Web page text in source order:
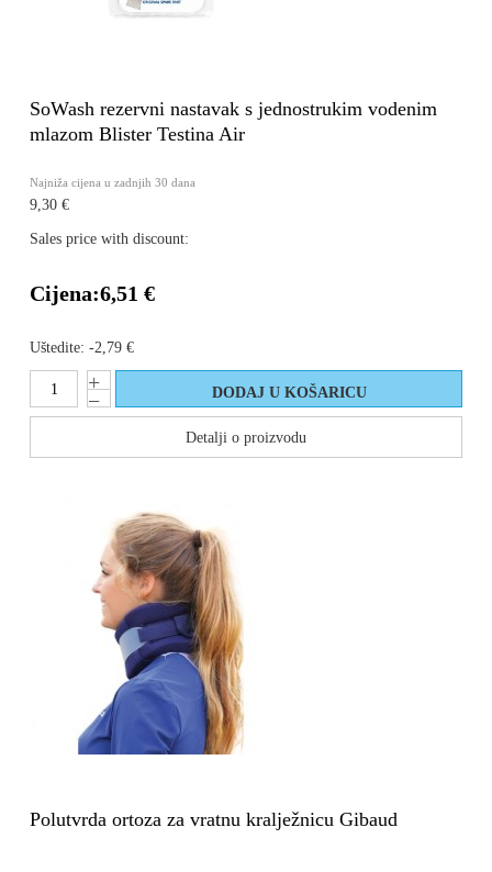
SoWash rezervni nastavak s jednostrukim vodenim
mlazom Blister Testina Air
Najniža cijena u zadnjih 30 dana
9,30 €
Sales price with discount:
Cijena:6,51 €
Uštedite: -2,79 €
Detalji o proizvodu
Polutvrda ortoza za vratnu kralježnicu Gibaud